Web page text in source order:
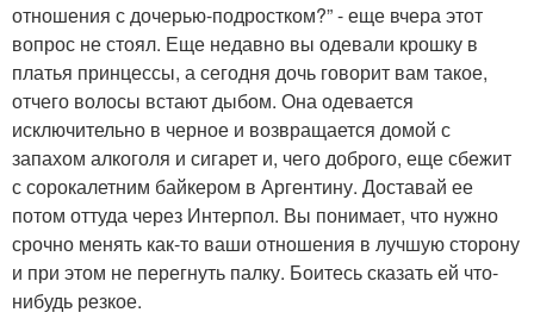
отношения с дочерью-подростком?” - еще вчера этот
вопрос не стоял. Еще недавно вы одевали крошку в
платья принцессы, а сегодня дочь говорит вам такое,
отчего волосы встают дыбом. Она одевается
исключительно в черное и возвращается домой с
запахом алкоголя и сигарет и, чего доброго, еще сбежит
с сорокалетним байкером в Аргентину. Доставай ее
потом оттуда через Интерпол. Вы понимает, что нужно
срочно менять как-то ваши отношения в лучшую сторону
и при этом не перегнуть палку. Боитесь сказать ей что-
нибудь резкое.